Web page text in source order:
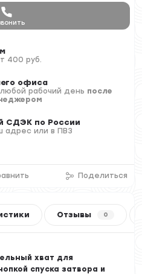
400 руб.
офиса
рабочий день после
СДЭК по России
адрес или в ПВЗ
Поделиться
Отзывы 0
хват для
спуска затвора и